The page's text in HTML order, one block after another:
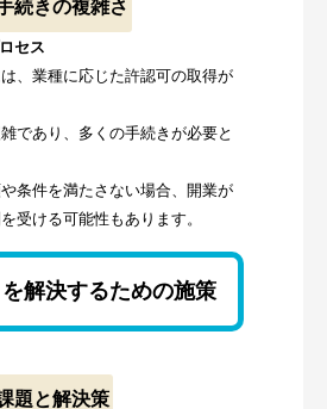
続きの複雑さ
セス
、業種に応じた許認可の取得が
であり、多くの手続きが必要と
条件を満たさない場合、開業が
受ける可能性もあります。
解決するための施策
題と解決策